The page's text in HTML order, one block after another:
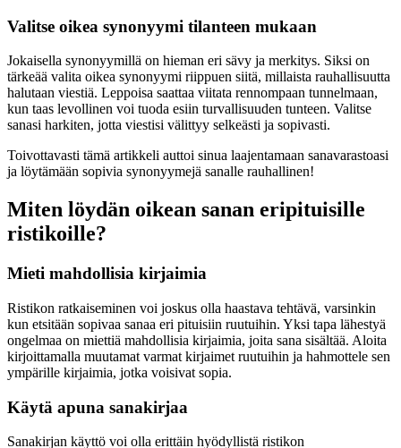
Valitse oikea synonyymi tilanteen mukaan
Jokaisella synonyymillä on hieman eri sävy ja merkitys. Siksi on
tärkeää valita oikea synonyymi riippuen siitä, millaista rauhallisuutta
halutaan viestiä. Leppoisa saattaa viitata rennompaan tunnelmaan,
kun taas levollinen voi tuoda esiin turvallisuuden tunteen. Valitse
sanasi harkiten, jotta viestisi välittyy selkeästi ja sopivasti.
Toivottavasti tämä artikkeli auttoi sinua laajentamaan sanavarastoasi
ja löytämään sopivia synonyymejä sanalle rauhallinen!
Miten löydän oikean sanan eripituisille
ristikoille?
Mieti mahdollisia kirjaimia
Ristikon ratkaiseminen voi joskus olla haastava tehtävä, varsinkin
kun etsitään sopivaa sanaa eri pituisiin ruutuihin. Yksi tapa lähestyä
ongelmaa on miettiä mahdollisia kirjaimia, joita sana sisältää. Aloita
kirjoittamalla muutamat varmat kirjaimet ruutuihin ja hahmottele sen
ympärille kirjaimia, jotka voisivat sopia.
Käytä apuna sanakirjaa
Sanakirjan käyttö voi olla erittäin hyödyllistä ristikon